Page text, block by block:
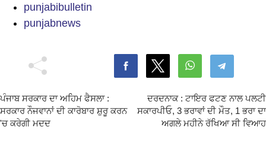
punjabibulletin
punjabnews
ਪੰਜਾਬ ਸਰਕਾਰ ਦਾ ਅਹਿਮ ਫੈਸਲਾ :
ਸਰਕਾਰ ਨੌਜਵਾਨਾਂ ਦੀ ਕਾਰੋਬਾਰ ਸ਼ੁਰੂ ਕਰਨ
'ਚ ਕਰੇਗੀ ਮਦਦ
ਦਰਦਨਾਕ : ਟਾਇਰ ਫਟਣ ਨਾਲ ਪਲਟੀ
ਸਕਾਰਪੀਓ, 3 ਭਰਾਵਾਂ ਦੀ ਮੌਤ, 1 ਭਰਾ ਦਾ
ਅਗਲੇ ਮਹੀਨੇ ਰੱਖਿਆ ਸੀ ਵਿਆਹ